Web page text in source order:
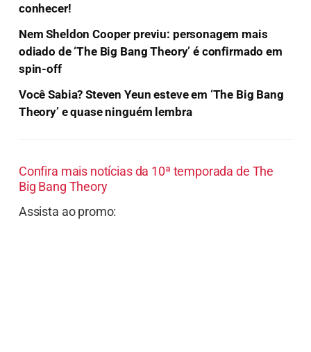
conhecer!
Nem Sheldon Cooper previu: personagem mais
odiado de ‘The Big Bang Theory’ é confirmado em
spin-off
Você Sabia? Steven Yeun esteve em ‘The Big Bang
Theory’ e quase ninguém lembra
Confira mais notícias da 10ª temporada de The
Big Bang Theory
Assista ao promo: